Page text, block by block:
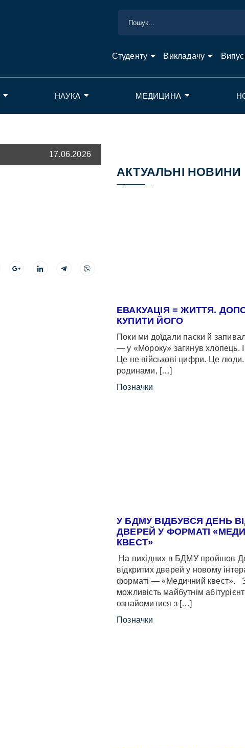
Студенту Викладачу
НАУКА МЕДИЦИНА
17.06.2026
АКТУАЛЬНІ НОВИНИ
ЕВАКУАЦІЯ = ЖИТТЯ.
КУПИТИ ЙОГО
Поки ми доїдали паски й
— у «Мороку» загинув хлопець. І
Це не військові цифри. Це
родинами, […]
Позначки
У БДМУ ВІДБУВСЯ ДЕНЬ
ДВЕРЕЙ У ФОРМАТІ
КВЕСТ»
На вихідних в БДМУ пройшов
відкритих дверей у новому
форматі — «Медичний квест».
можливість майбутнім
ознайомитися з […]
Позначки